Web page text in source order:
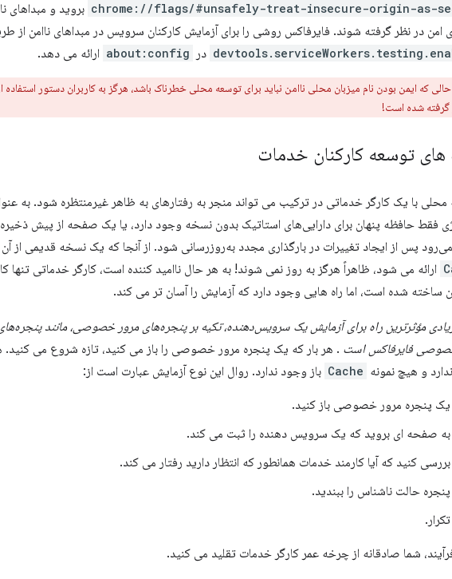
chrome://flags/#unsafely-treat-insecure-origin-as- بروید و مبداهای
امن در نظر گرفته شوند. فایرفاکس روشی را برای آزمایش کارکنان سرویس در مبداهای ناامن از
در about:config ارائه می دهد.
که ایمن بودن نام میزبان محلی ناامن نباید برای توسعه محلی خطرناک باشد، هرگز به کاربران دستور استفاده
گرفته شده است!
توسعه کارکنان خدمات
با یک کارگر خدماتی در ترکیب می تواند منجر به رفتارهای به ظاهر غیرمنتظره شود. به
فقط حافظه پنهان برای دارایی‌های استاتیک بدون نسخه وجود دارد، یا یک صفحه از پیش
می‌رود پس از ایجاد تغییرات در بارگذاری مجدد به‌روزرسانی شود. از آنجا که یک نسخه قدیمی از
ارائه می شود، ظاهراً هرگز به روز نمی شوند! به هر حال ناامید کننده است، کارگر خدماتی تنها
ساخته شده است، اما راه هایی وجود دارد که آزمایش را آسان تر می کند.
مؤثرترین راه برای آزمایش یک سرویس‌دهنده، تکیه بر پنجره‌های مرور خصوصی، مانند
فایرفاکس است . هر بار که یک پنجره مرور خصوصی را باز می کنید، تازه شروع می
و هیچ نمونه Cache باز وجود ندارد. روال این نوع آزمایش عبارت است از:
یک پنجره مرور خصوصی باز کنید.
به صفحه ای بروید که یک سرویس دهنده را ثبت می کند.
بررسی کنید که آیا کارمند خدمات همانطور که انتظار دارید رفتار می کند.
پنجره حالت ناشناس را ببندید.
تکرار.
شما صادقانه از چرخه عمر کارگر خدمات تقلید می کنید.